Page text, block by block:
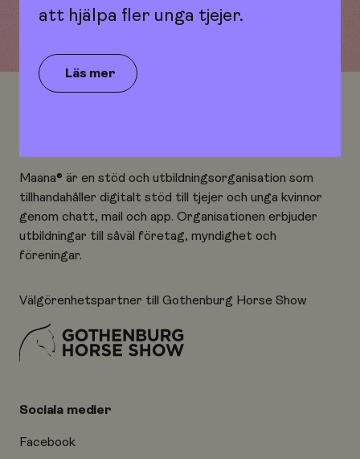
att hjälpa fler unga tjejer.
Läs mer
Maana® är en stöd och utbildningsorganisation som
tillhandahåller digitalt stöd till tjejer och unga kvinnor
genom chatt, mail och app. Organisationen erbjuder
utbildningar till såväl företag, myndighet och
föreningar.
Välgörenhetspartner till Gothenburg Horse Show
Sociala medier
Facebook